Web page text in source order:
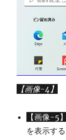
【画像-4】
【画像-5】
を表示す